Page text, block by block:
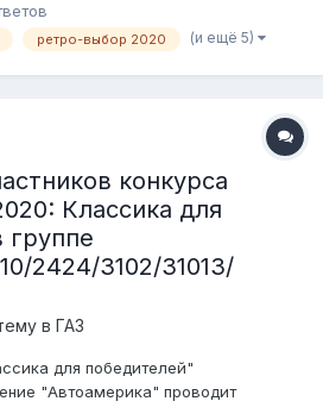
судьями будут
конкурса: 1. Транспортное
ретро-выбор 2020 (и ещё 5)
конкурса
Классика для
группе
2424/3102/31013/
в ГАЗ
для победителей"
"Автоамерика" проводит